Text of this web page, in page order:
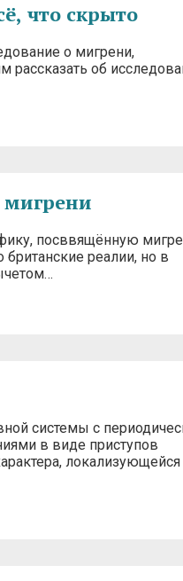
что скрыто
о мигрени,
рассказать об
посввящённую
британские реалии, но в
системы с
в виде приступов
локализующейся